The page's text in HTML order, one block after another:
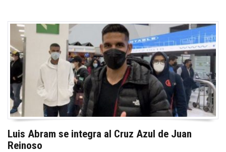
Luis Abram se integra al Cruz Azul de Juan
Reinoso